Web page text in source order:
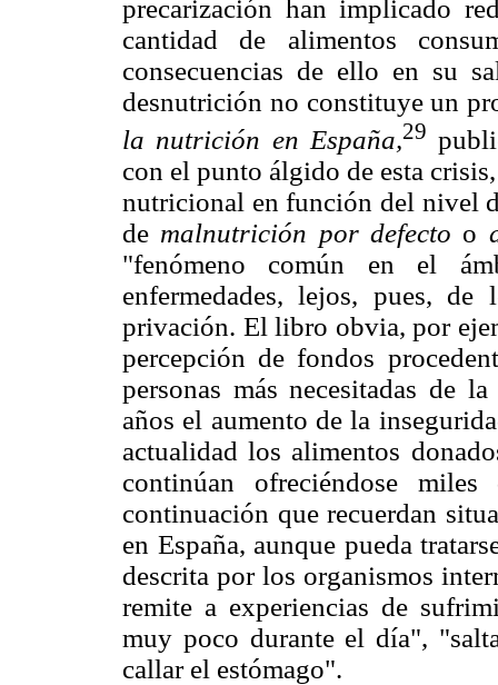
precarización han implicado
cantidad de alimentos
consecuencias de ello en su
desnutrición no constituye un
la nutrición en España,29
con el punto álgido de esta
nutricional en función del nivel
de malnutrición por defecto o
"fenómeno común en el
enfermedades, lejos, pues,
privación. El libro obvia, por
percepción de fondos
personas más necesitadas de
años el aumento de la
actualidad los alimentos
continúan ofreciéndose
continuación que recuerdan
en España, aunque pueda
descrita por los organismos
remite a experiencias de
muy poco durante el día",
callar el estómago".